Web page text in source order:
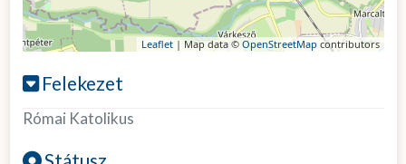
Leaflet| Map data © OpenStreetMap contributors
Felekezet
Római Katolikus